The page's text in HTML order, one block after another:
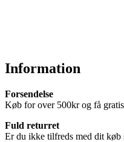
Information
Forsendelse
Køb for over 500kr og få
Fuld returret
Er du ikke tilfreds med dit køb